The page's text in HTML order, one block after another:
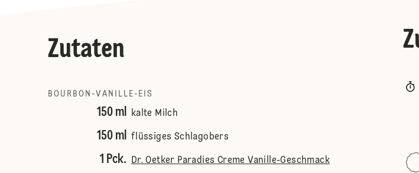
Zutaten
BOURBON-VANILLE-EIS
150 ml kalte Milch
150 ml flüssiges Schlagobers
1 Pck. Dr. Oetker Paradies Creme Vanille-Geschmack